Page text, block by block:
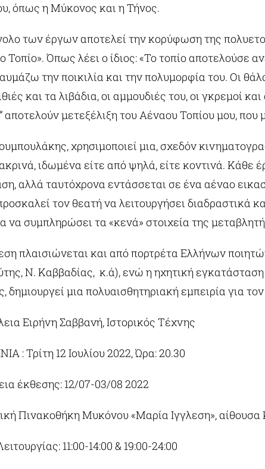
όπως η Μύκονος και η Τήνος.
των έργων αποτελεί την κορύφωση της
Τοπίο». Όπως λέει ο ίδιος: «Το τοπίο αποτελούσε
την ποικιλία και την πολυμορφία του. Οι
και τα λιβάδια, οι αμμουδιές του, οι γκρεμοί
αποτελούν μετεξέλιξη του Αέναου Τοπίου μου, που
χρησιμοποιεί μια, σχεδόν
ιδωμένα είτε από ψηλά, είτε κοντινά. Κάθε
αλλά ταυτόχρονα εντάσσεται σε ένα αέναο
τον θεατή να λειτουργήσει διαδραστικά
να συμπληρώσει τα «κενά» στοιχεία της
πλαισιώνεται και από πορτρέτα Ελλήνων
Ν. Καββαδίας, κ.ά), ενώ η ηχητική
δημιουργεί μια πολυαισθητηριακή εμπειρία για
Ειρήνη Σαββανή, Ιστορικός Τέχνης
: Τρίτη 12 Ιουλίου 2022, Ώρα: 20.30
έκθεσης: 12/07-03/08 2022
Πινακοθήκη Μυκόνου «Μαρία Ιγγλεση», αίθουσα
11:00-14:00 & 19:00-24:00